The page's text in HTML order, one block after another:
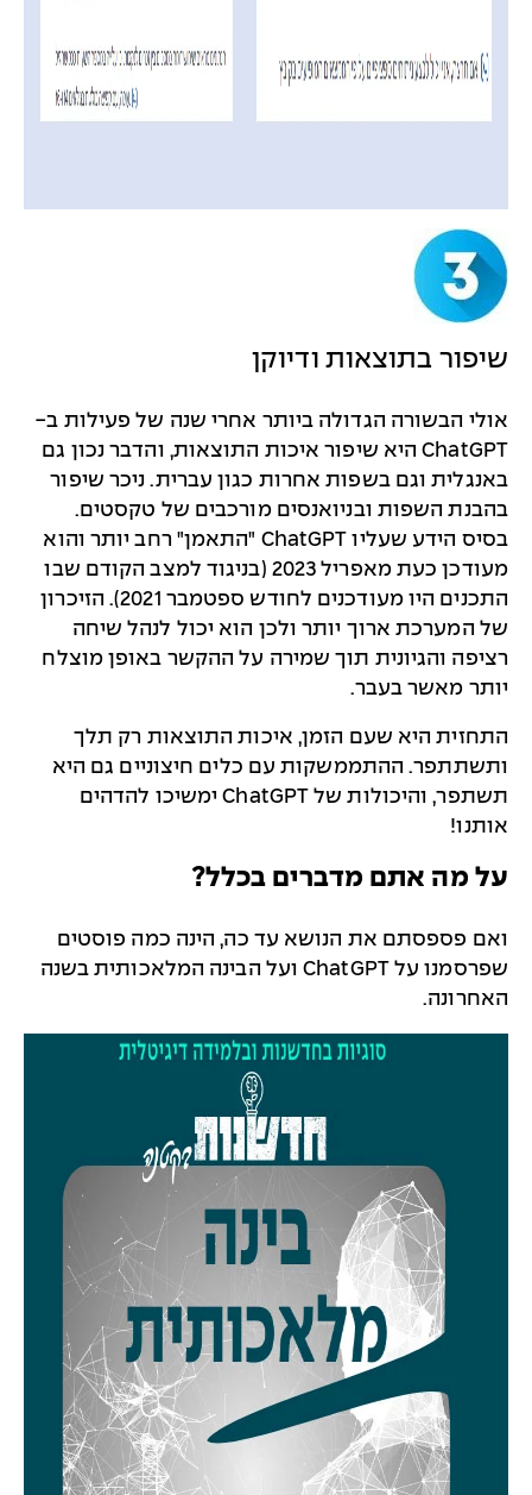
שיפור בתוצאות ודיוקן
אולי הבשורה הגדולה ביותר אחרי שנה של פעילות ב-
ChatGPT היא שיפור איכות התוצאות, והדבר נכון גם
באנגלית וגם בשפות אחרות כגון עברית. ניכר שיפור
בהבנת השפות ובניואנסים מורכבים של טקסטים.
בסיס הידע שעליו ChatGPT "התאמן" רחב יותר והוא
מעודכן כעת מאפריל 2023 (בניגוד למצב הקודם שבו
התכנים היו מעודכנים לחודש ספטמבר 2021). הזיכרון
של המערכת ארוך יותר ולכן הוא יכול לנהל שיחה
רציפה והגיונית תוך שמירה על ההקשר באופן מוצלח
יותר מאשר בעבר.
התחזית היא שעם הזמן, איכות התוצאות רק תלך
ותשתתפר. ההתממשקות עם כלים חיצוניים גם היא
תשתפר, והיכולות של ChatGPT ימשיכו להדהים
אותנו!
על מה אתם מדברים בכלל?
ואם פספסתם את הנושא עד כה, הינה כמה פוסטים
שפרסמנו על ChatGPT ועל הבינה המלאכותית בשנה
האחרונה.